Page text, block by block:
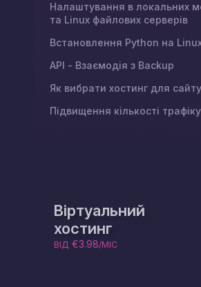
Налаштування в локальних
та Linux файлових серверів
Встановлення Python на
API - Взаємодія з Backup
Як вибрати хостинг для
Підвищення кількості трафіку
Віртуальний
хостинг
ВІД €3.98/МІС